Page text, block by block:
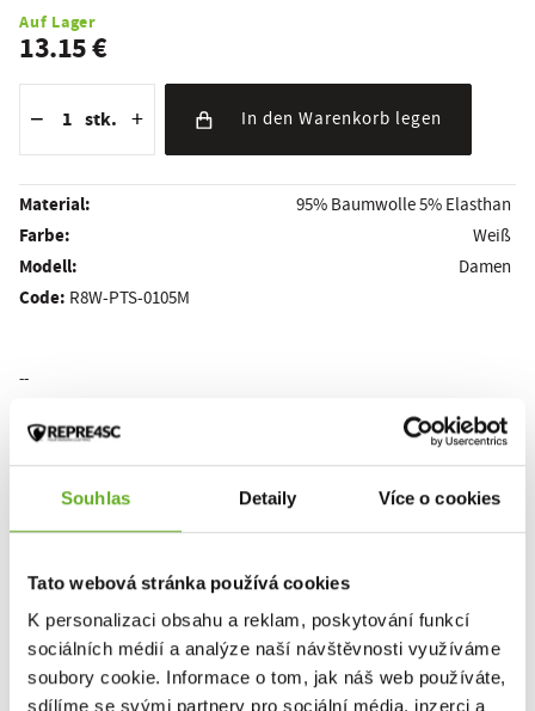
Souhlas Detaily Více o cookies
Tato webová stránka používá cookies
K personalizaci obsahu a reklam, poskytování funkcí
sociálních médií a analýze naší návštěvnosti využíváme
soubory cookie. Informace o tom, jak náš web používáte,
sdílíme se svými partnery pro sociální média, inzerci a
Auf Lager
13.15 €
− stk. + In den Warenkorb legen
Material: 95% Baumwolle 5% Elasthan
Farbe: Weiß
Modell: Damen
Code: R8W-PTS-0105M
--
Bewerten Sie das Produkt